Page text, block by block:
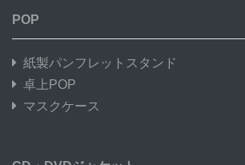
POP
紙製パンフレットスタンド
卓上POP
マスクケース